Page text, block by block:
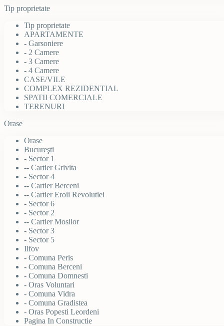
Tip proprietate
Tip proprietate
APARTAMENTE
- Garsoniere
- 2 Camere
- 3 Camere
- 4 Camere
CASE/VILE
COMPLEX REZIDENTIAL
SPATII COMERCIALE
TERENURI
Orase
Orase
Bucureşti
- Sector 1
-- Cartier Grivita
- Sector 4
-- Cartier Berceni
-- Cartier Eroii Revolutiei
- Sector 6
- Sector 2
-- Cartier Mosilor
- Sector 3
- Sector 5
Ilfov
- Comuna Peris
- Comuna Berceni
- Comuna Domnesti
- Oras Voluntari
- Comuna Vidra
- Comuna Gradistea
- Oras Popesti Leordeni
Pagina In Constructie